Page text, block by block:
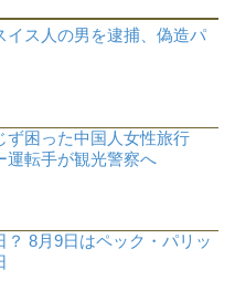
イス人の男を逮捕、偽造パ
ず困った中国人女性旅行
運転手が観光警察へ
？ 8月9日はペック・パリッ